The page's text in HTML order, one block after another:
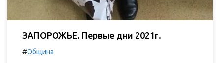
ЗАПОРОЖЬЕ. Первые дни 2021г.
#Община